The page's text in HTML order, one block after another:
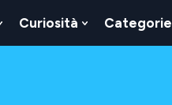
Show
Submenu
Curiosità
Show
Submenu
Categorie